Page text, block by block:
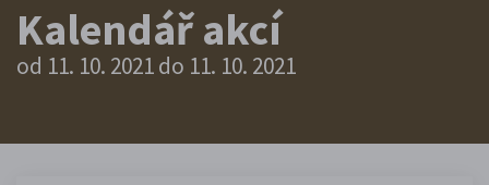
Kalendář akcí
od 11. 10. 2021 do 11. 10. 2021